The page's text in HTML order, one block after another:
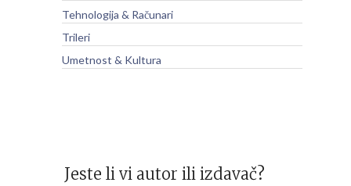
Tehnologija & Računari
Trileri
Umetnost & Kultura
Jeste li vi autor ili izdavač?